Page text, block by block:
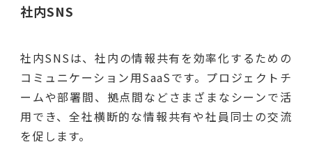
社内SNS
社内SNSは、社内の情報共有を効率化するための
コミュニケーション用SaaSです。プロジェクトチ
ームや部署間、拠点間などさまざまなシーンで活
用でき、全社横断的な情報共有や社員同士の交流
を促します。